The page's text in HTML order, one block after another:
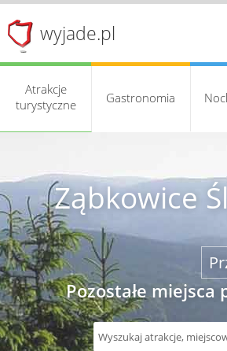
wyjade.pl
Atrakcje
turystyczne
Gastronomia
Ząbkowice
Pozostałe miejsca